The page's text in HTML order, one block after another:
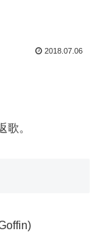
2018.07.06
歌。